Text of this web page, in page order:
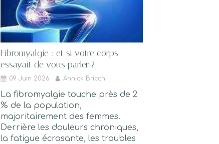
Fibromyalgie : et si votre corps
essayait de vous parler ?
09 Juin 2026 Annick Bricchi
La fibromyalgie touche près de 2
% de la population,
majoritairement des femmes.
Derrière les douleurs chroniques,
la fatigue écrasante, les troubles